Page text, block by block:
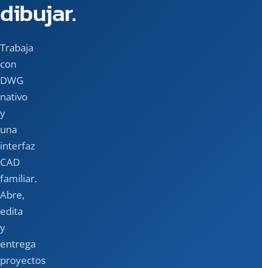
dibujar.
Trabaja
con
DWG
nativo
y
una
interfaz
CAD
familiar.
Abre,
edita
y
entrega
proyectos